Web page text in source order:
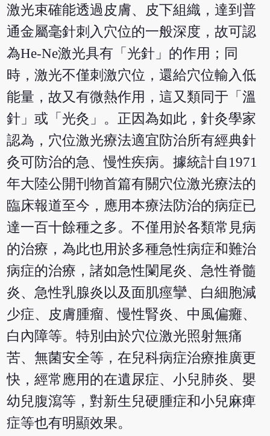
激光束確能透過皮膚、皮下組織，達到普
通金屬毫針刺入穴位的一般深度，故可認
為He-Ne激光具有「光針」的作用；同
時，激光不僅刺激穴位，還給穴位輸入低
能量，故又有微熱作用，這又類同于「溫
針」或「光灸」。正因為如此，針灸學家
認為，穴位激光療法適宜防治所有經典針
灸可防治的急、慢性疾病。據統計自1971
年大陸公開刊物首篇有關穴位激光療法的
臨床報道至今，應用本療法防治的病症已
達一百十餘種之多。不僅用於各類常見病
的治療，為此也用於多種急性病症和難治
病症的治療，諸如急性闌尾炎、急性脊髓
炎、急性乳腺炎以及面肌痙攣、白細胞減
少症、皮膚腫瘤、慢性腎炎、中風偏癱、
白內障等。特別由於穴位激光照射無痛
苦、無菌安全等，在兒科病症治療推廣更
快，經常應用的在遺尿症、小兒肺炎、嬰
幼兒腹瀉等，對新生兒硬腫症和小兒麻痺
症等也有明顯效果。